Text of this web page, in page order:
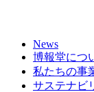
News
博報堂につ
私たちの事
サステナビ